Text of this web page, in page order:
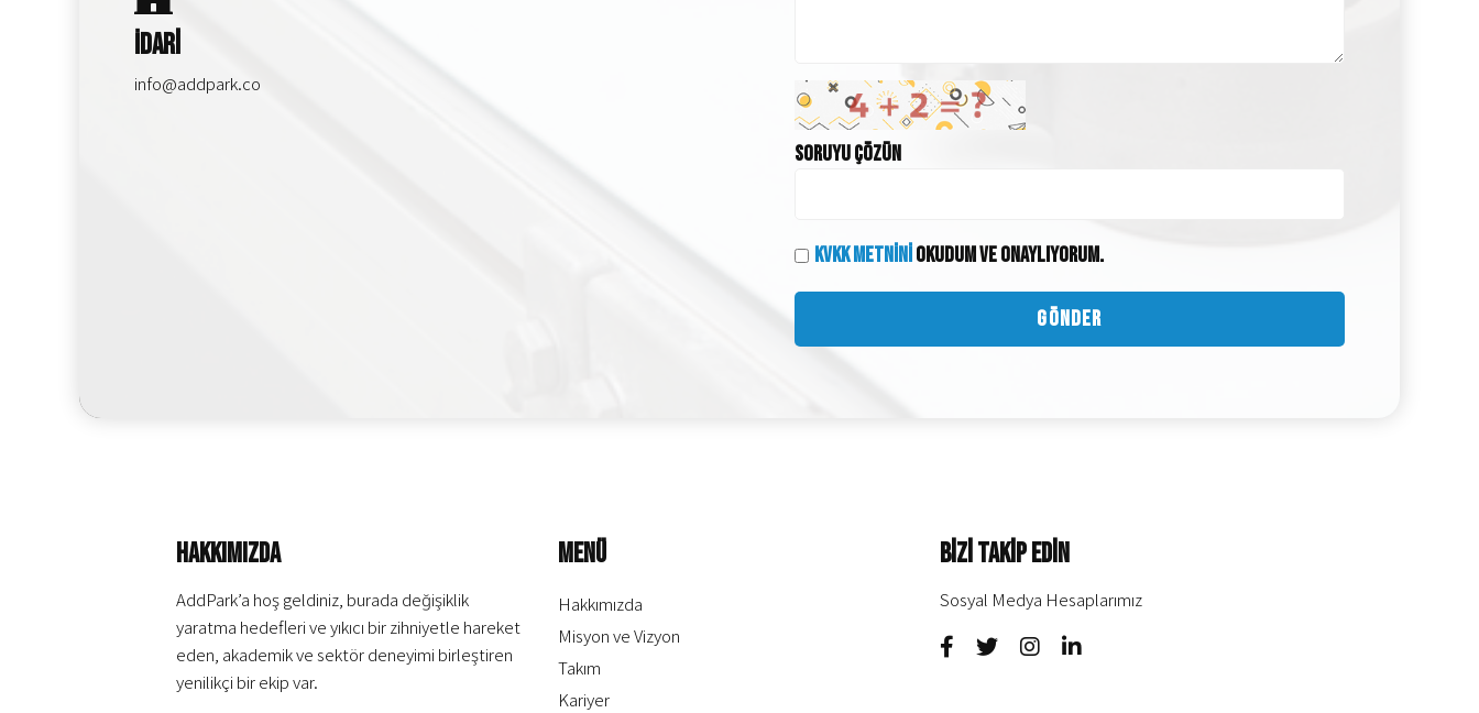
İdari
info@addpark.co
Soruyu Çözün
KVKK MetniniOkudum ve onaylıyorum.
Hakkımızda
AddPark’a hoş geldiniz, burada değişiklik
yaratma hedefleri ve yıkıcı bir zihniyetle hareket
eden, akademik ve sektör deneyimi birleştiren
yenilikçi bir ekip var.
Menü
Hakkımızda
Misyon ve Vizyon
Takım
Kariyer
Bizi Takip Edin
Sosyal Medya Hesaplarımız